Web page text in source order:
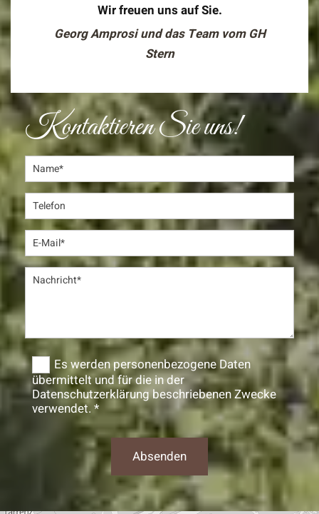
Wir freuen uns auf Sie.
Georg Amprosi und das Team vom GH
Stern
Kontaktieren Sie uns!
Es werden personenbezogene Daten
übermittelt und für die in der
Datenschutzerklärung beschriebenen Zwecke
verwendet. *